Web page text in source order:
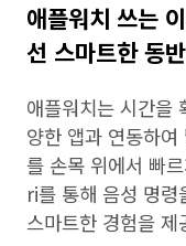
애플워치 쓰는
선 스마트한 동
애플워치는 시간을
양한 앱과 연동하
를 손목 위에서 빠
ri를 통해 음성 명
스마트한 경험을 제